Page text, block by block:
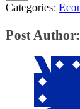
Email
Categories:
Post Author: